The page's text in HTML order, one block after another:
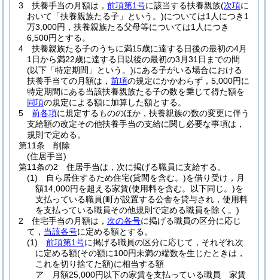
3
扶養手当の月額は， 前項第1号に該当する扶養親族(次項に
おいて「扶養親族たる子」という。)については1人につき1
万3,000円，扶養親族たる父母等については1人につき
6,500円とする。
4
扶養親族たる子のうちに満15歳に達する日後の最初の4月
1日から満22歳に達する日以後の最初の3月31日までの間
(以下「特定期間」という。)にある子がいる場合における
扶養手当ての月額は， 前項の規定にかかわらず，5,000円に
特定期間にある当該扶養親族たる子の数を乗じて得た額を
同項の規定による額に加算した額とする。
5
前各項に規定するもののほか，扶養親族の数の変更に伴う
支給額の改定その他扶養手当の支給に関し必要な事項は，
規則で定める。
第11条
削除
(住居手当)
第11条の2
住居手当は，次に掲げる職員に支給する。
(1)
自ら居住するため住宅(貸間を含む。)を借り受け，月
額14,000円を超える家賃(使用料を含む。以下同じ。)を
支払っている職員(町が設置する公舎を貸与され，使用料
を支払っている職員その他規則で定める職員を除く。)
2
住宅手当の月額は， 次の各号に掲げる職員の区分に応じ
て， 当該各号に定める額とする。
(1)
前項第1号に掲げる職員の区分に応じて，それぞれ次
に定める額(その額に100円未満の端数を生じたときは，
これを切り捨てた額)に相当する額
ア
月額25,000円以下の家賃を支払っている職員 家賃